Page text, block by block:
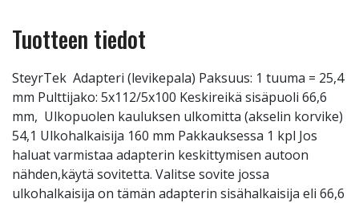
Tuotteen tiedot
SteyrTek Adapteri (levikepala) Paksuus: 1 tuuma = 25,4
mm Pulttijako: 5x112/5x100 Keskireikä sisäpuoli 66,6
mm, Ulkopuolen kauluksen ulkomitta (akselin korvike)
54,1 Ulkohalkaisija 160 mm Pakkauksessa 1 kpl Jos
haluat varmistaa adapterin keskittymisen autoon
nähden,käytä sovitetta. Valitse sovite jossa
ulkohalkaisija on tämän adapterin sisähalkaisija eli 66,6